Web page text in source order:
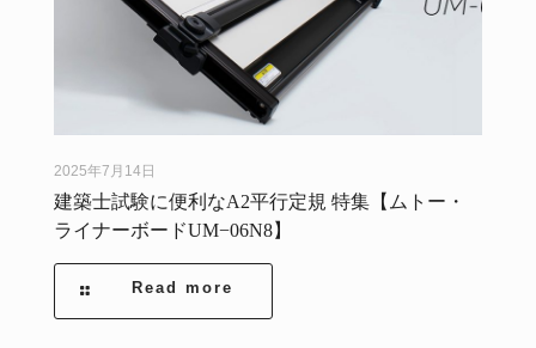
2025年7月14日
建築士試験に便利なA2平行定規 特集【ムトー・
ライナーボードUM−06N8】
Read more